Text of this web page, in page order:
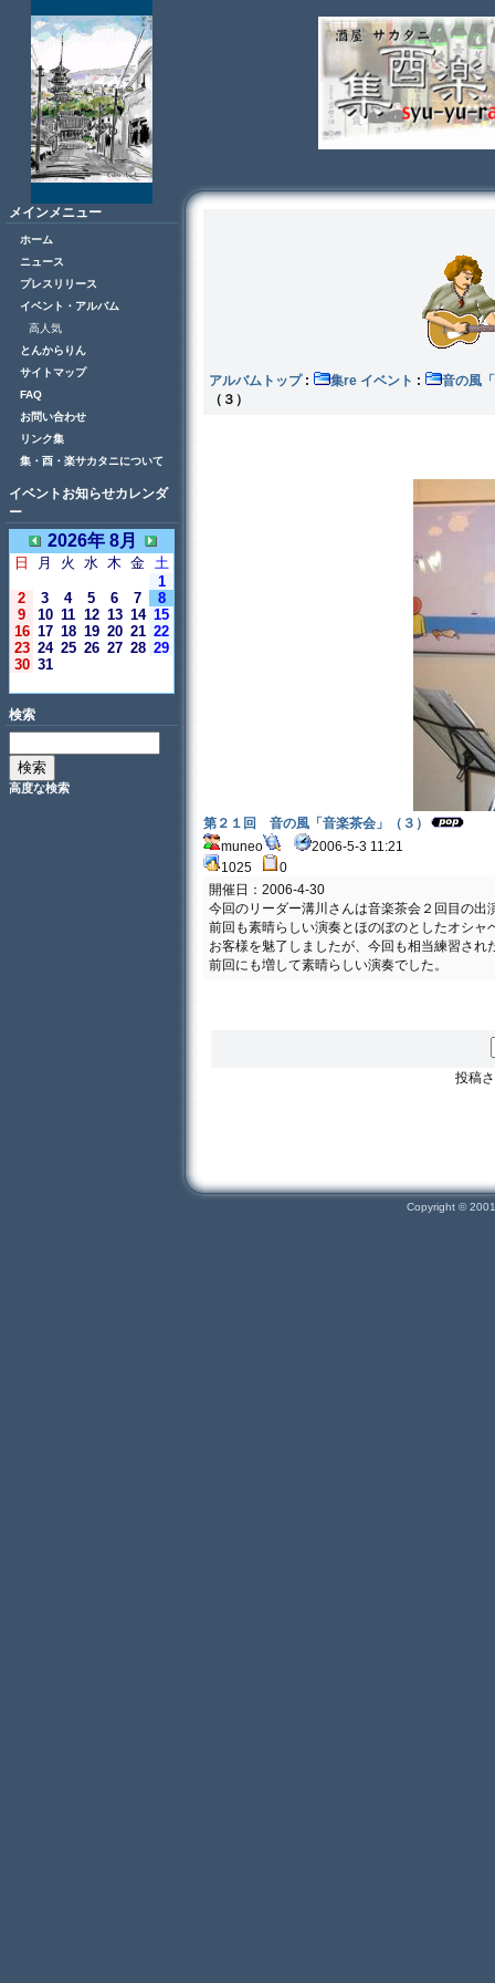
メインメニュー
ホーム
ニュース
プレスリリース
イベント・アルバム
高人気
とんからりん
サイトマップ
FAQ
お問い合わせ
リンク集
集・酉・楽サカタニについて
イベントお知らせカレンダ
ー
2026年 8月
日 月 火 水 木 金 土
1
2
3 4 5 6 7
8
9
10 11 12 13 14 15
16 17 18 19 20 21 22
23 24 25 26 27 28 29
30 31
検索
高度な検索
アルバムトップ: 集re イベント :
音の
（３）
第２１回 音の風「音楽茶会」（３）
muneo
2006-5-3 11:21
1025
0
開催日：2006-4-30
今回のリーダー溝川さんは音楽茶会２回目の出
前回も素晴らしい演奏とほのぼのとしたオシャ
お客様を魅了しましたが、今回も相当練習され
前回にも増して素晴らしい演奏でした。
投稿
Copyright ©